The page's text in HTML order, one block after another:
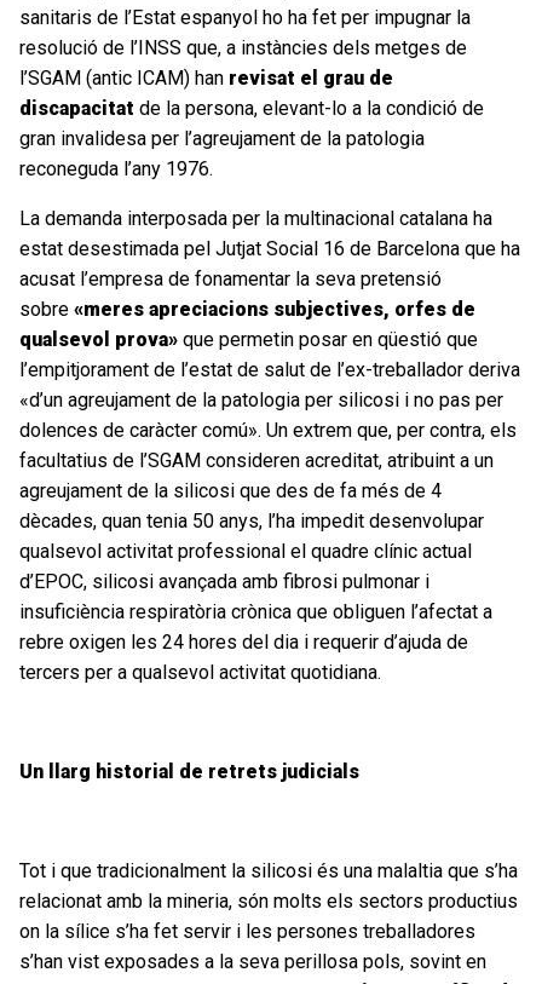
sanitaris de l’Estat espanyol ho ha fet per impugnar la
resolució de l’INSS que, a instàncies dels metges de
l’SGAM (antic ICAM) han revisat el grau de
discapacitat de la persona, elevant-lo a la condició de
gran invalidesa per l’agreujament de la patologia
reconeguda l’any 1976.
La demanda interposada per la multinacional catalana ha
estat desestimada pel Jutjat Social 16 de Barcelona que ha
acusat l’empresa de fonamentar la seva pretensió
sobre «meres apreciacions subjectives, orfes de
qualsevol prova» que permetin posar en qüestió que
l’empitjorament de l’estat de salut de l’ex-treballador deriva
«d’un agreujament de la patologia per silicosi i no pas per
dolences de caràcter comú». Un extrem que, per contra, els
facultatius de l’SGAM consideren acreditat, atribuint a un
agreujament de la silicosi que des de fa més de 4
dècades, quan tenia 50 anys, l’ha impedit desenvolupar
qualsevol activitat professional el quadre clínic actual
d’EPOC, silicosi avançada amb fibrosi pulmonar i
insuficiència respiratòria crònica que obliguen l’afectat a
rebre oxigen les 24 hores del dia i requerir d’ajuda de
tercers per a qualsevol activitat quotidiana.
Un llarg historial de retrets judicials
Tot i que tradicionalment la silicosi és una malaltia que s’ha
relacionat amb la mineria, són molts els sectors productius
on la sílice s’ha fet servir i les persones treballadores
s’han vist exposades a la seva perillosa pols, sovint en